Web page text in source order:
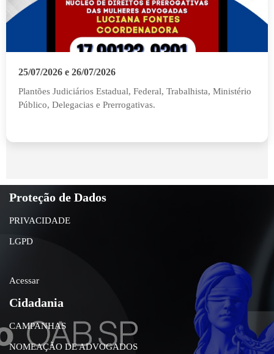
25/07/2026 e 26/07/2026
Plantões Judiciários Estadual, Federal, Trabalhista, Ministério
Público, Delegacias e Prerrogativas.
Proteção de Dados
PRIVACIDADE
LGPD
Acessar
Cidadania
CAMPANHAS
NOMEAÇÃO DE ADVOGADOS